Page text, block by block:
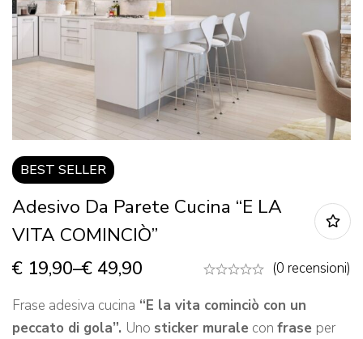
BEST SELLER
Adesivo Da Parete Cucina “E LA
VITA COMINCIÒ”
€ 19,90–€ 49,90
(0 recensioni)
Frase adesiva cucina “E la vita cominciò con un
peccato di gola”. Uno sticker murale con frase per